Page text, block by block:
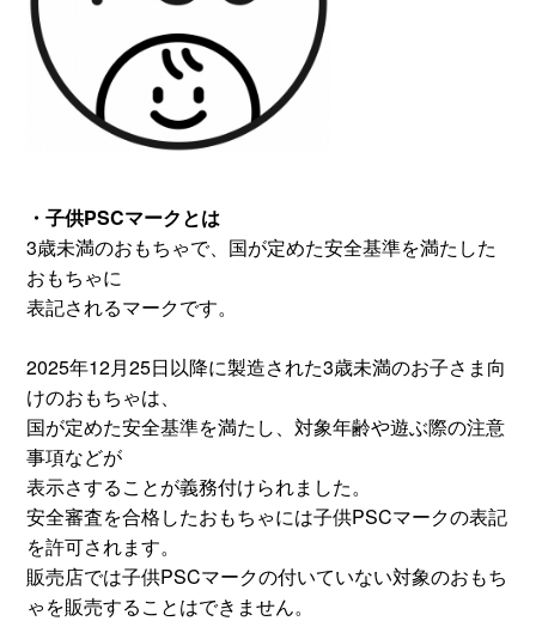
・子供PSCマークとは
3歳未満のおもちゃで、国が定めた安全基準を満たした
おもちゃに
表記されるマークです。
2025年12月25日以降に製造された3歳未満のお子さま向
けのおもちゃは、
国が定めた安全基準を満たし、対象年齢や遊ぶ際の注意
事項などが
表示さすることが義務付けられました。
安全審査を合格したおもちゃには子供PSCマークの表記
を許可されます。
販売店では子供PSCマークの付いていない対象のおもち
ゃを販売することはできません。